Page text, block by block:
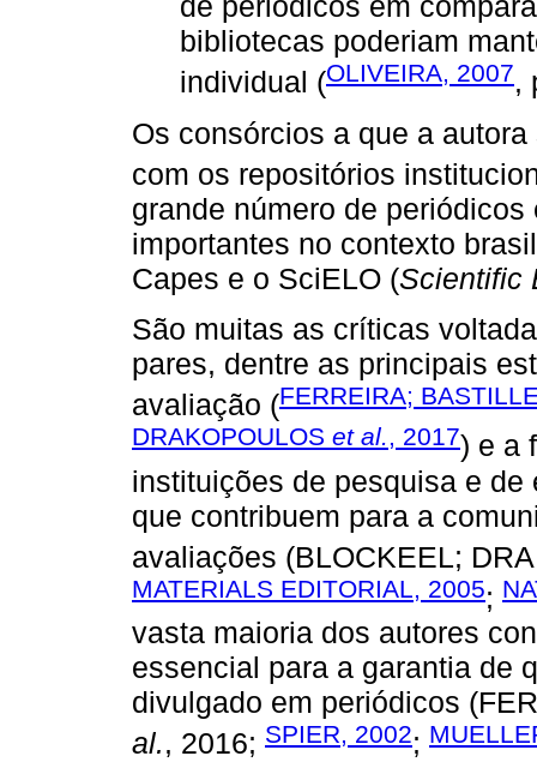
bibliotecas poderiam
individual (OLIVEIRA, 2007,
Os consórcios a que a
com os repositórios
grande número de
importantes no contexto
Capes e o SciELO (Scientific
São muitas as críticas
pares, dentre as principais
avaliação (FERREIRA;
DRAKOPOULOS et al., 2017) e a
instituições de pesquisa e
que contribuem para a
avaliações (BLOCKEEL;
MATERIALS EDITORIAL, 2005;
vasta maioria dos autores
essencial para a garantia de
divulgado em periódicos
al., 2016; SPIER, 2002;